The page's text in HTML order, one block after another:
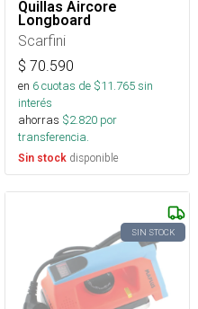
Quillas Aircore
Longboard
Scarfini
$ 70.590
en 6cuotas de $11.765sin
interés
ahorras $2.820 por
transferencia.
Sin stock disponible
SIN STOCK